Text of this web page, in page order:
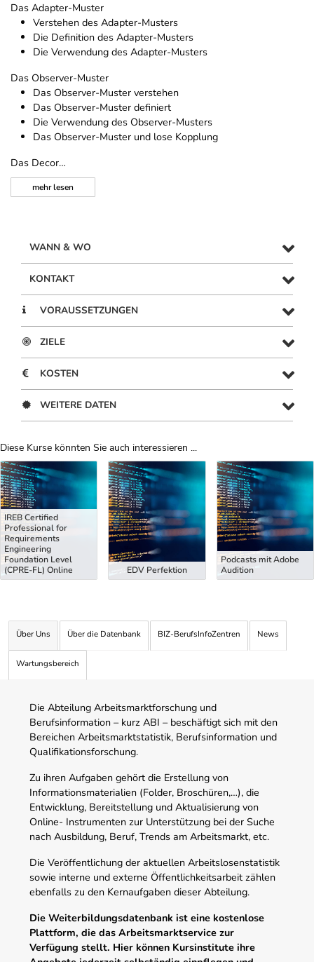
Das Adapter-Muster
Verstehen des Adapter-Musters
Die Definition des Adapter-Musters
Die Verwendung des Adapter-Musters
Das Observer-Muster
Das Observer-Muster verstehen
Das Observer-Muster definiert
Die Verwendung des Observer-Musters
Das Observer-Muster und lose Kopplung
Das Decor…
mehrlesen
WANN & WO
KONTAKT
VORAUSSETZUNGEN
ZIELE
KOSTEN
WEITERE DATEN
Diese Kurse könnten Sie auch interessieren ...
Uber Weiterbildungsvorschläge
IREB Certified
Professional for
Requirements
Engineering
Foundation Level
(CPRE-FL) Online
EDV Perfektion
Podcasts mit Adobe
Audition
Über Uns Über die Datenbank BIZ-BerufsInfoZentren News
Wartungsbereich
Die Abteilung Arbeitsmarktforschung und
Berufsinformation – kurz ABI – beschäftigt sich mit den
Bereichen Arbeitsmarktstatistik, Berufsinformation und
Qualifikationsforschung.
Zu ihren Aufgaben gehört die Erstellung von
Informationsmaterialien (Folder, Broschüren,…), die
Entwicklung, Bereitstellung und Aktualisierung von
Online- Instrumenten zur Unterstützung bei der Suche
nach Ausbildung, Beruf, Trends am Arbeitsmarkt, etc.
Die Veröffentlichung der aktuellen Arbeitslosenstatistik
sowie interne und externe Öffentlichkeitsarbeit zählen
ebenfalls zu den Kernaufgaben dieser Abteilung.
Die Weiterbildungsdatenbank ist eine kostenlose
Plattform, die das Arbeitsmarktservice zur
Verfügung stellt. Hier können Kursinstitute ihre